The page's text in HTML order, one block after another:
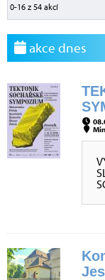
0-16 z 54 akcí
akce dnes